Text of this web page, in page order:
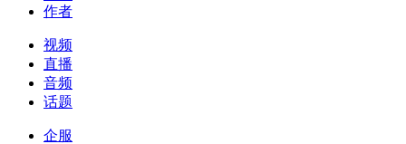
作者
视频
直播
音频
话题
企服